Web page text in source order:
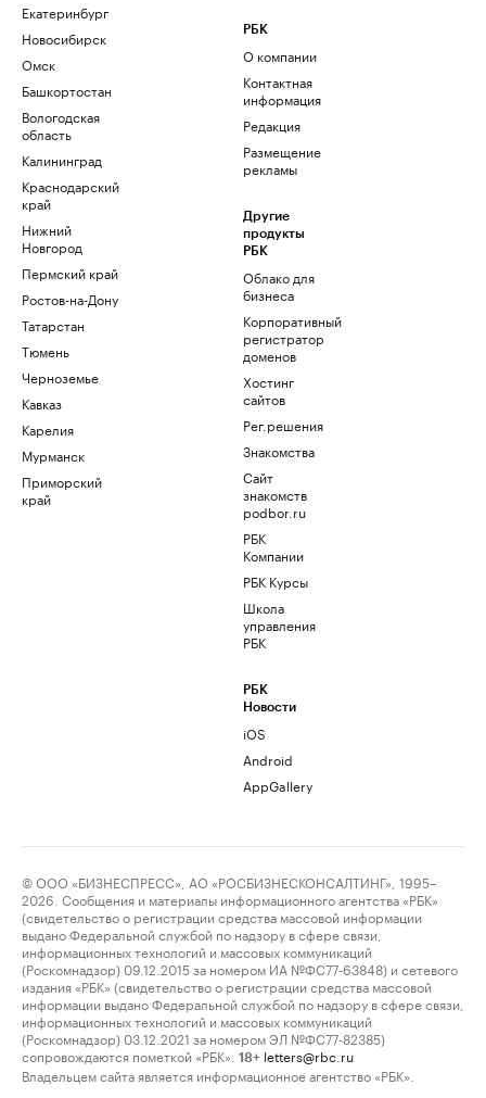
Екатеринбург
Новосибирск
Омск
Башкортостан
Вологодская
область
Калининград
Краснодарский
край
Нижний
Новгород
Пермский край
Ростов-на-Дону
Татарстан
Тюмень
Черноземье
Кавказ
Карелия
Мурманск
Приморский
край
РБК
О компании
Контактная
информация
Редакция
Размещение
рекламы
Другие
продукты
РБК
Облако для
бизнеса
Корпоративный
регистратор
доменов
Хостинг
сайтов
Рег.решения
Знакомства
Сайт
знакомств
podbor.ru
РБК
Компании
РБК Курсы
Школа
управления
РБК
РБК
Новости
iOS
Android
AppGallery
© ООО «БИЗНЕСПРЕСС», АО «РОСБИЗНЕСКОНСАЛТИНГ», 1995–
2026. Сообщения и материалы информационного агентства «РБК»
(свидетельство о регистрации средства массовой информации
выдано Федеральной службой по надзору в сфере связи,
информационных технологий и массовых коммуникаций
(Роскомнадзор) 09.12.2015 за номером ИА №ФС77-63848) и сетевого
издания «РБК» (свидетельство о регистрации средства массовой
информации выдано Федеральной службой по надзору в сфере связи,
информационных технологий и массовых коммуникаций
(Роскомнадзор) 03.12.2021 за номером ЭЛ №ФС77-82385)
сопровождаются пометкой «РБК».
18+ letters@rbc.ru
Владельцем сайта является информационное агентство «РБК».